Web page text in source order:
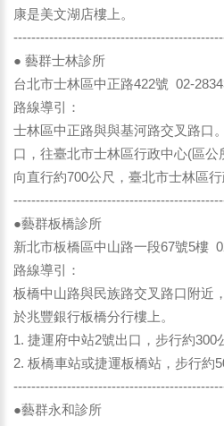
康是美文湖店樓上。
● 藝群士林診所
台北市士林區中正路422號 02-
路線導引：
士林區中正路與與基河路交叉路口
口，往臺北市士林區行政中心(區
向直行約700公尺，臺北市士林區行
●藝群板橋診所
新北市板橋區中山路一段67號5樓
路線導引：
板橋中山路與民族路交叉路口附近
於兆豐銀行板橋分行樓上。
1. 捷運府中站2號出口，步行約300
2. 板橋車站或捷運板橋站，步行約
●藝群永和診所